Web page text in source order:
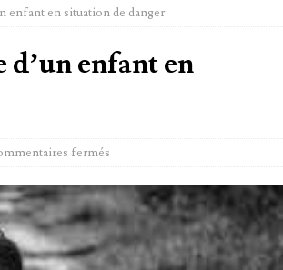
enfant en situation de danger
enfant en
fermés